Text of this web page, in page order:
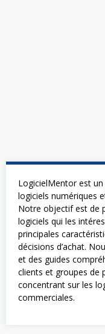
LogicielMentor est
logiciels numériques
Notre objectif est de
logiciels qui les
principales
décisions d’achat.
et des guides
clients et groupes de
concentrant sur les
commerciales.